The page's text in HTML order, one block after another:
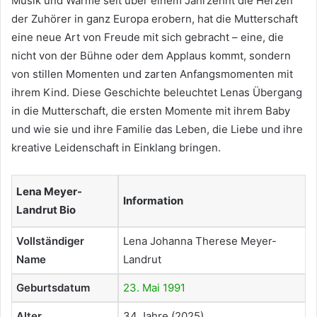
der Zuhörer in ganz Europa erobern, hat die Mutterschaft
eine neue Art von Freude mit sich gebracht – eine, die
nicht von der Bühne oder dem Applaus kommt, sondern
von stillen Momenten und zarten Anfangsmomenten mit
ihrem Kind. Diese Geschichte beleuchtet Lenas Übergang
in die Mutterschaft, die ersten Momente mit ihrem Baby
und wie sie und ihre Familie das Leben, die Liebe und ihre
kreative Leidenschaft in Einklang bringen.
Lena Meyer-
Landrut Bio
Information
Vollständiger
Name
Lena Johanna Therese Meyer-
Landrut
Geburtsdatum 23. Mai 1991